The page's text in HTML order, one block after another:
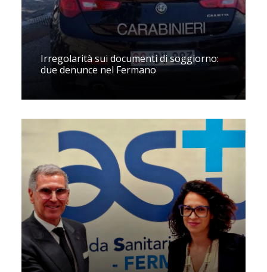
Irregolarità sui documenti di soggiorno:
due denunce nel Fermano